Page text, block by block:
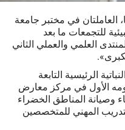
العاملتان في مختبر جامعة
للتجمعات ما بعد
العلمي والعملي الثاني
الرئيسية التابعة
يومه الأول في مركز معارض
وصيانة المناطق الخضراء
المهني للمتخصصين